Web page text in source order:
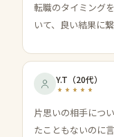
転職のタイミング
いて、良い結果に
Y.T （20代）
片思いの相手につ
たこともないのに